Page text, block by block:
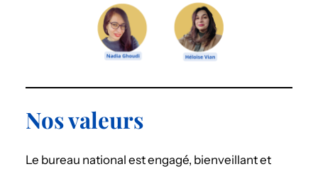
Nos valeurs
Le bureau national est engagé, bienveillant et